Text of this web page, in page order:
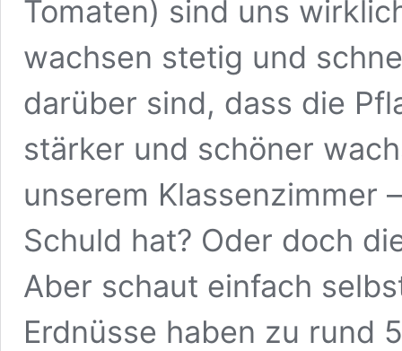
Tomaten) sind uns
wachsen stetig und
darüber sind, dass die
stärker und schöner
unserem Klassenzimmer
Schuld hat? Oder doch
Aber schaut einfach
Erdnüsse haben zu rund